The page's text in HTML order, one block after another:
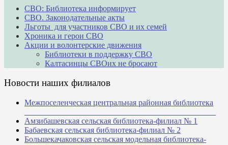
СВО: Библиотека информирует
СВО. Законодательные акты
Льготы для участников СВО и их семей
Хроника и герои СВО
Акции и волонтерские движения
Библиотеки в поддержку СВО
Калтасинцы СВОих не бросают
Новости наших филиалов
Межпоселенческая центральная районная библиотека
Амзибашевская сельская библиотека-филиал № 1
Бабаевская сельская библиотека-филиал № 2
Большекачаковская сельская модельная библиотека-